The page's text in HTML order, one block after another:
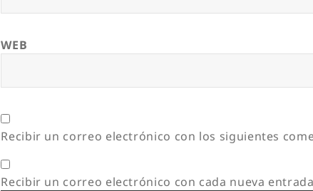
WEB
Recibir un correo electrónico con los siguientes
Recibir un correo electrónico con cada nueva